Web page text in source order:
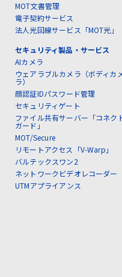
MOT文書管理
電子契約サービス
法人光回線サービス「MOT光」
セキュリティ製品・サービス
AIカメラ
ウェアラブルカメラ（ボディカ
ラ）
顔認証IDパスワード管理
セキュリティゲート
ファイル共有サーバー「コネク
ガード」
MOT/Secure
リモートアクセス「V-Warp」
バルテックスワン2
ネットワークビデオレコーダー
UTMアプライアンス